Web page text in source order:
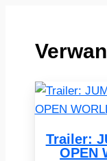
Trailer:
OPEN